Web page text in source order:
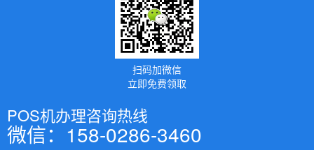
扫码加微信
立即免费领取
POS机办理咨询热线
微信：158-0286-3460